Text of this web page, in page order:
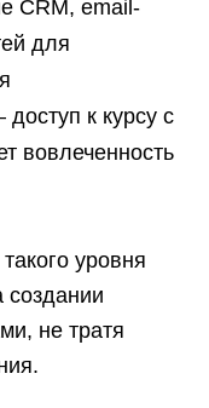
CRM, email-
для
к курсу с
вовлеченность
уровня
создании
не тратя